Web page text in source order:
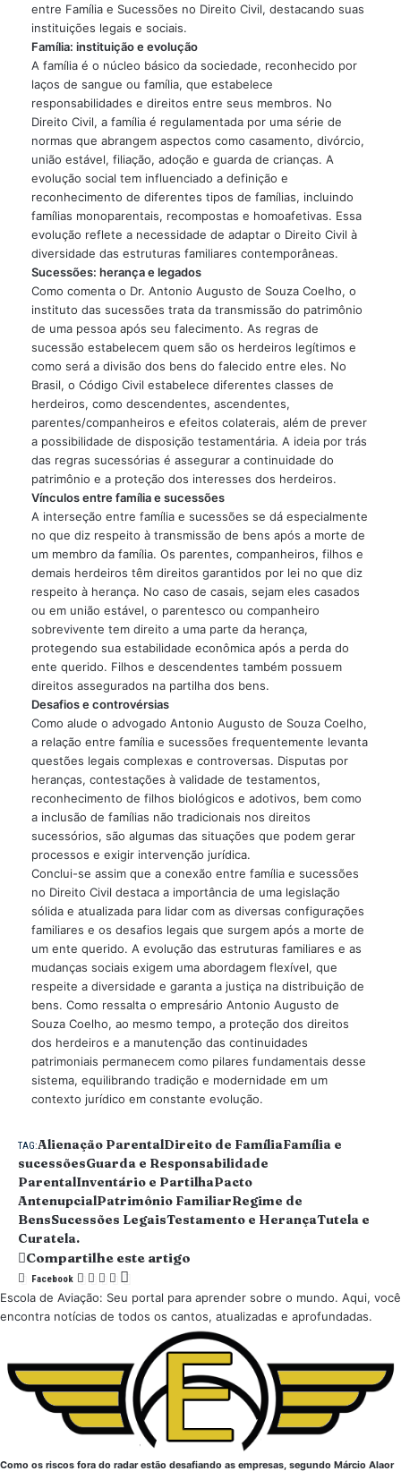
entre Família e Sucessões no Direito Civil, destacando suas
instituições legais e sociais.
Família: instituição e evolução
A família é o núcleo básico da sociedade, reconhecido por
laços de sangue ou família, que estabelece
responsabilidades e direitos entre seus membros. No
Direito Civil, a família é regulamentada por uma série de
normas que abrangem aspectos como casamento, divórcio,
união estável, filiação, adoção e guarda de crianças. A
evolução social tem influenciado a definição e
reconhecimento de diferentes tipos de famílias, incluindo
famílias monoparentais, recompostas e homoafetivas. Essa
evolução reflete a necessidade de adaptar o Direito Civil à
diversidade das estruturas familiares contemporâneas.
Sucessões: herança e legados
Como comenta o Dr. Antonio Augusto de Souza Coelho, o
instituto das sucessões trata da transmissão do patrimônio
de uma pessoa após seu falecimento. As regras de
sucessão estabelecem quem são os herdeiros legítimos e
como será a divisão dos bens do falecido entre eles. No
Brasil, o Código Civil estabelece diferentes classes de
herdeiros, como descendentes, ascendentes,
parentes/companheiros e efeitos colaterais, além de prever
a possibilidade de disposição testamentária. A ideia por trás
das regras sucessórias é assegurar a continuidade do
patrimônio e a proteção dos interesses dos herdeiros.
Vínculos entre família e sucessões
A interseção entre família e sucessões se dá especialmente
no que diz respeito à transmissão de bens após a morte de
um membro da família. Os parentes, companheiros, filhos e
demais herdeiros têm direitos garantidos por lei no que diz
respeito à herança. No caso de casais, sejam eles casados ​​
ou em união estável, o parentesco ou companheiro
sobrevivente tem direito a uma parte da herança,
protegendo sua estabilidade econômica após a perda do
ente querido. Filhos e descendentes também possuem
direitos assegurados na partilha dos bens.
Desafios e controvérsias
Como alude o advogado Antonio Augusto de Souza Coelho,
a relação entre família e sucessões frequentemente levanta
questões legais complexas e controversas. Disputas por
heranças, contestações à validade de testamentos,
reconhecimento de filhos biológicos e adotivos, bem como
a inclusão de famílias não tradicionais nos direitos
sucessórios, são algumas das situações que podem gerar
processos e exigir intervenção jurídica.
Conclui-se assim que a conexão entre família e sucessões
no Direito Civil destaca a importância de uma legislação
sólida e atualizada para lidar com as diversas configurações
familiares e os desafios legais que surgem após a morte de
um ente querido. A evolução das estruturas familiares e as
mudanças sociais exigem uma abordagem flexível, que
respeite a diversidade e garanta a justiça na distribuição de
bens. Como ressalta o empresário Antonio Augusto de
Souza Coelho, ao mesmo tempo, a proteção dos direitos
dos herdeiros e a manutenção das continuidades
patrimoniais permanecem como pilares fundamentais desse
sistema, equilibrando tradição e modernidade em um
contexto jurídico em constante evolução.
TAG:Alienação ParentalDireito de FamíliaFamília e
sucessõesGuarda e Responsabilidade
ParentalInventário e PartilhaPacto
AntenupcialPatrimônio FamiliarRegime de
BensSucessões LegaisTestamento e HerançaTutela e
Curatela.
Compartilhe este artigo
Facebook
Escola de Aviação: Seu portal para aprender sobre o mundo. Aqui, você
encontra notícias de todos os cantos, atualizadas e aprofundadas.
Como os riscos fora do radar estão desafiando as empresas, segundo Márcio Alaor